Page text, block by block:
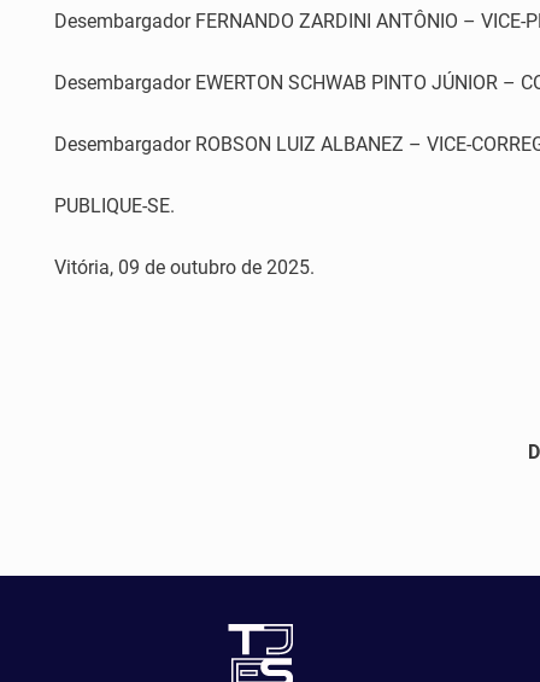
Desembargador FERNANDO ZARDINI ANTÔNIO – VICE-
Desembargador EWERTON SCHWAB PINTO JÚNIOR –
Desembargador ROBSON LUIZ ALBANEZ – VICE-
PUBLIQUE-SE.
Vitória, 09 de outubro de 2025.